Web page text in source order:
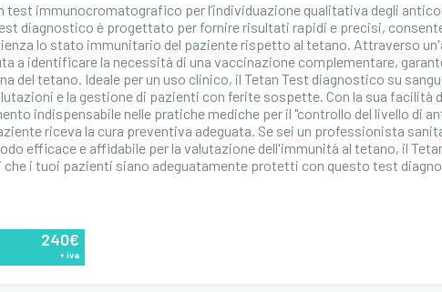
test immunocromatografico per l’individuazione qualitativa degli
diagnostico è progettato per fornire risultati rapidi e precisi,
lo stato immunitario del paziente rispetto al tetano. Attraverso
a identificare la necessità di una vaccinazione complementare,
del tetano. Ideale per un uso clinico, il Tetan Test diagnostico su
e la gestione di pazienti con ferite sospette. Con la sua facilità
indispensabile nelle pratiche mediche per il "controllo del livello di
riceva la cura preventiva adeguata. Se sei un professionista
efficace e affidabile per la valutazione dell'immunità al tetano, il
che i tuoi pazienti siano adeguatamente protetti con questo test
240€
+ iva